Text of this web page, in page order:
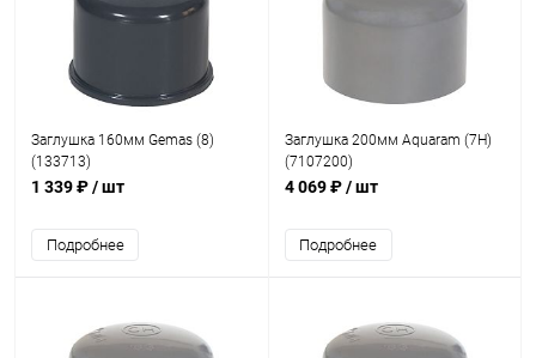
Заглушка 160мм Gemas (8)
(133713)
1 339 ₽/ шт
Подробнее
Заглушка 200мм Aquaram (7H)
(7107200)
4 069 ₽/ шт
Подробнее